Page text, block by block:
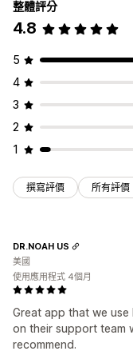
整體評分
4.8
5
4
3
2
1
撰寫評價 所有評價
Great app that we use
on their support team
recommend.
DR.NOAH US
美國
使用應用程式 4個月